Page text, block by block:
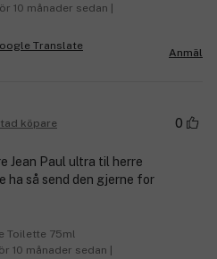
10 månader sedan |
Anmäl
köpare 0
Jean Paul ultra til herre
ha så send den gjerne for
Toilette 75ml
10 månader sedan |